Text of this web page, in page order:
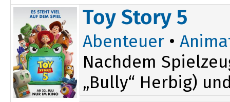
Toy Story 5
Abenteuer •
Nachdem
„Bully“ Herbig)